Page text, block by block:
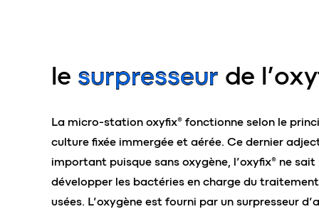
le surpresseur de
La micro-station oxyfix® fonctionne selon le
culture fixée immergée et aérée. Ce dernier
important puisque sans oxygène, l’oxyfix® ne sait
développer les bactéries en charge du
usées. L’oxygène est fourni par un surpresseur